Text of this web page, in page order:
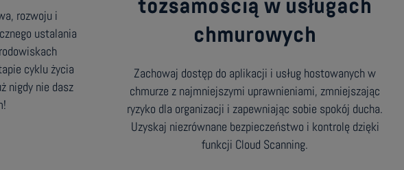
rozwoju i
ustalania
cyklu życia
nigdy nie dasz
tożsamością w usługach
chmurowych
Zachowaj dostęp do aplikacji i usług hostowanych w
chmurze z najmniejszymi uprawnieniami, zmniejszając
ryzyko dla organizacji i zapewniając sobie spokój ducha.
Uzyskaj niezrównane bezpieczeństwo i kontrolę dzięki
funkcji Cloud Scanning.